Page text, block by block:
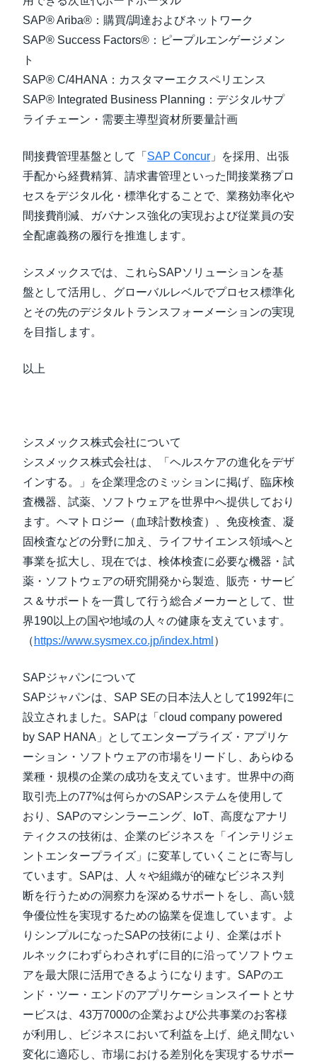
SAP® Ariba®：購買/調達およびネットワーク
SAP® Success Factors®：ピープルエンゲージメン
ト
SAP® C/4HANA：カスタマーエクスペリエンス
SAP® Integrated Business Planning：デジタルサプ
ライチェーン・需要主導型資材所要量計画
間接費管理基盤として「 SAP Concur 」を採用、出張
手配から経費精算、請求書管理といった間接業務プロ
セスをデジタル化・標準化することで、業務効率化や
間接費削減、ガバナンス強化の実現および従業員の安
全配慮義務の履行を推進します。
シスメックスでは、これらSAPソリューションを基
盤として活用し、グローバルレベルでプロセス標準化
とその先のデジタルトランスフォーメーションの実現
を目指します。
以上
シスメックス株式会社について
シスメックス株式会社は、「ヘルスケアの進化をデザ
インする。」を企業理念のミッションに掲げ、臨床検
査機器、試薬、ソフトウェアを世界中へ提供しており
ます。ヘマトロジー（血球計数検査）、免疫検査、凝
固検査などの分野に加え、ライフサイエンス領域へと
事業を拡大し、現在では、検体検査に必要な機器・試
薬・ソフトウェアの研究開発から製造、販売・サービ
ス＆サポートを一貫して行う総合メーカーとして、世
界190以上の国や地域の人々の健康を支えています。
（ https://www.sysmex.co.jp/index.html ）
SAPジャパンについて
SAPジャパンは、SAP SEの日本法人として1992年に
設立されました。SAPは「cloud company powered
by SAP HANA」としてエンタープライズ・アプリケ
ーション・ソフトウェアの市場をリードし、あらゆる
業種・規模の企業の成功を支えています。世界中の商
取引売上の77%は何らかのSAPシステムを使用して
おり、SAPのマシンラーニング、IoT、高度なアナリ
ティクスの技術は、企業のビジネスを「インテリジェ
ントエンタープライズ」に変革していくことに寄与し
ています。SAPは、人々や組織が的確なビジネス判
断を行うための洞察力を深めるサポートをし、高い競
争優位性を実現するための協業を促進しています。よ
りシンプルになったSAPの技術により、企業はボト
ルネックにわずらわされずに目的に沿ってソフトウェ
アを最大限に活用できるようになります。SAPのエ
ンド・ツー・エンドのアプリケーションスイートとサ
ービスは、43万7000の企業および公共事業のお客様
が利用し、ビジネスにおいて利益を上げ、絶え間ない
変化に適応し、市場における差別化を実現するサポー